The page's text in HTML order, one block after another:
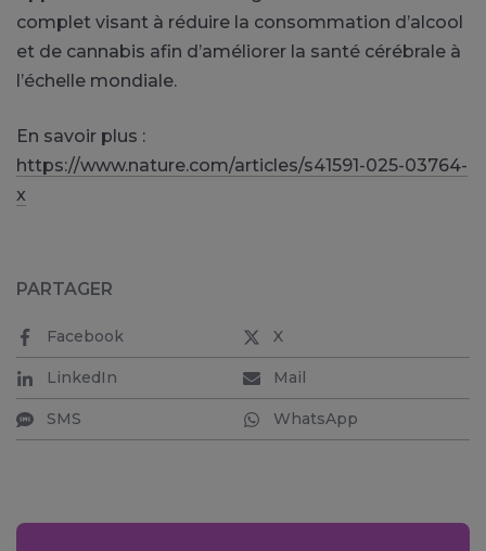
complet visant à réduire la consommation d’alcool
et de cannabis afin d’améliorer la santé cérébrale à
l’échelle mondiale.
En savoir plus :
https://www.nature.com/articles/s41591-025-03764-
x
PARTAGER
Facebook X
LinkedIn Mail
SMS WhatsApp